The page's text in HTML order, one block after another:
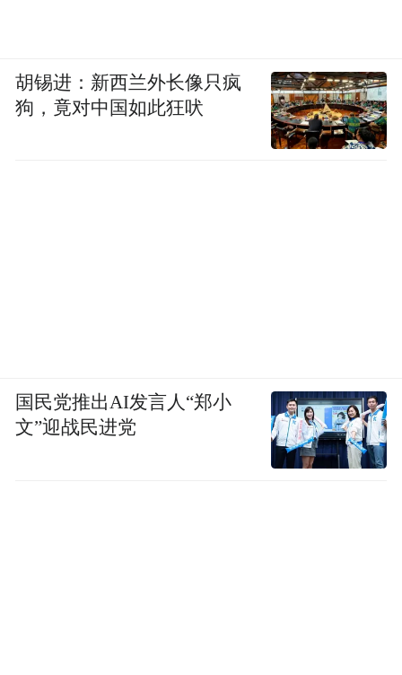
日交付。同时，也将持续关注该项目的进展
情况，积极做好业主的解释沟通工作。
胡锡进：新西兰外长像只疯
狗，竟对中国如此狂吠
国民党推出AI发言人“郑小
文”迎战民进党